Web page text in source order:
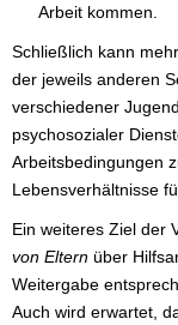
Arbeit kommen.
Schließlich kann
der jeweils anderen
verschiedener
psychosozialer
Arbeitsbedingungen
Lebensverhältnisse
Ein weiteres Ziel der
von Eltern über
Weitergabe
Auch wird erwartet,